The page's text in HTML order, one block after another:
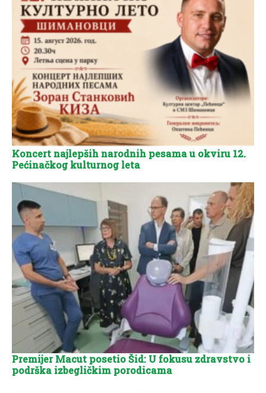
Koncert najlepših narodnih pesama u okviru 12.
Pećinačkog kulturnog leta
Premijer Macut posetio Šid: U fokusu zdravstvo i
podrška izbegličkim porodicama